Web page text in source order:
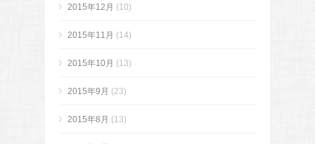
2015年12月 (10)
2015年11月 (14)
2015年10月 (13)
2015年9月 (23)
2015年8月 (13)